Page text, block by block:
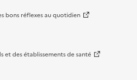
bons réflexes au quotidien
et des établissements de santé